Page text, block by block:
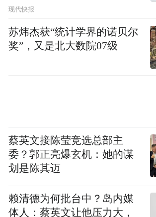
现代快报
苏炜杰获“统计学界的诺贝尔
奖”，又是北大数院07级
蔡英文接陈莹竞选总部主
委？郭正亮爆玄机：她的谋
划是陈其迈
赖清德为何批台中？岛内媒
体人：蔡英文让他压力大，